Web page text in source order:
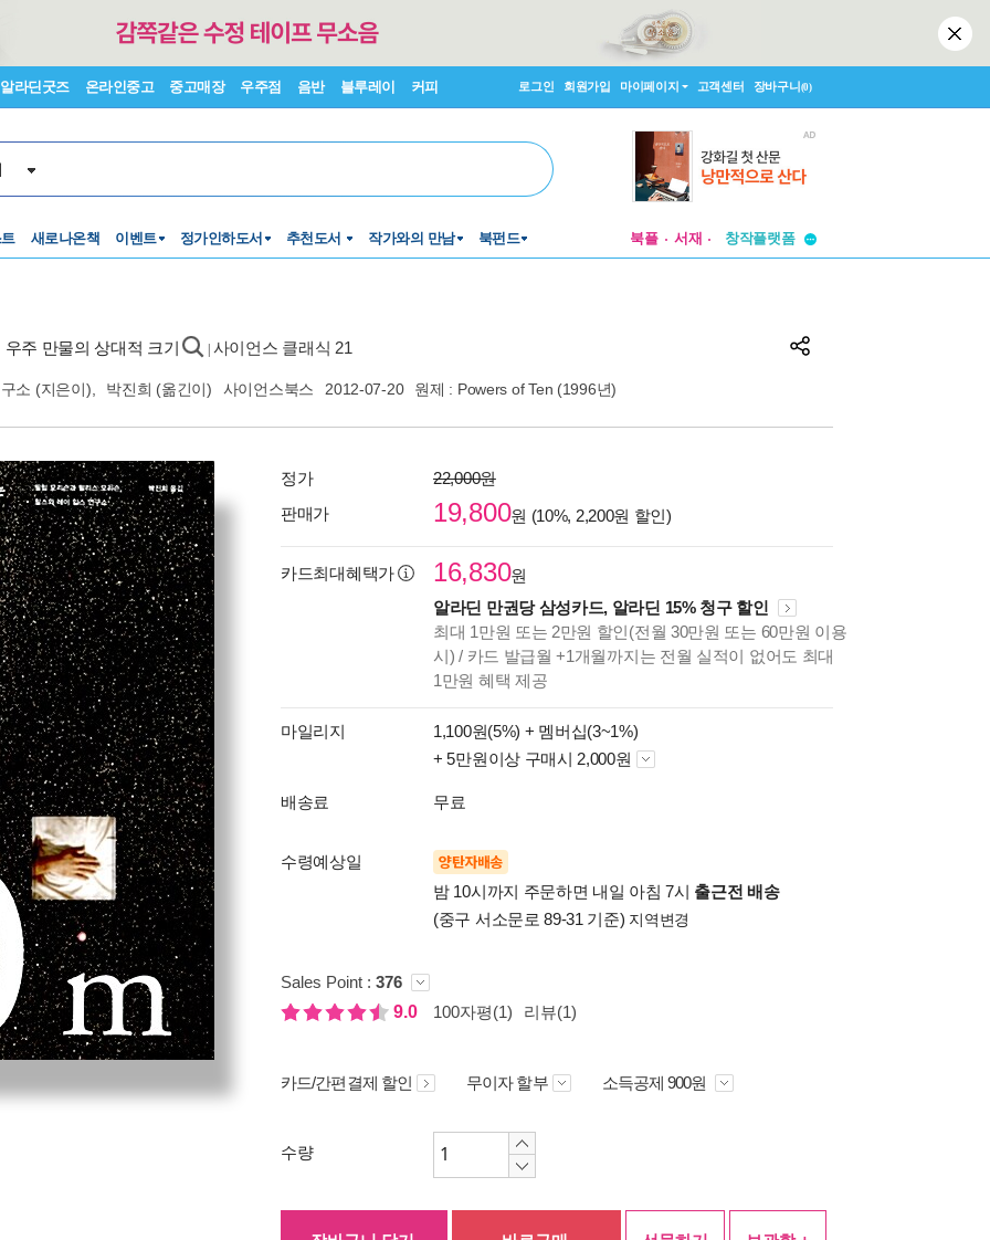
알라딘굿즈 온라인중고 중고매장 우주점 음반 블루레이 커피 로그인 회원가입 마이페이지 고객센터 장바구니(0)
새로나온책 이벤트 정가인하도서 추천도서 작가와의 만남 북펀드 북플 서재
창작플랫폼
주 만물의 상대적 크기 사이언스 클래식 21
소 (지은이), 박진희 (옮긴이) 사이언스북스 2012-07-20 원제 : Powers of Ten (1996년)
정가
22,000원
판매가
19,800원 (10%, 2,200원 할인)
카드최대혜택가 16,830원
알라딘 만권당 삼성카드, 알라딘 15% 청구 할인
최대 1만원 또는 2만원 할인(전월 30만원 또는 60만원 이용
시) / 카드 발급월 +1개월까지는 전월 실적이 없어도 최대
1만원 혜택 제공
마일리지 1,100원(5%) + 멤버십(3~1%)
+ 5만원이상 구매시 2,000원
배송료 무료
수령예상일 양탄자배송
밤 10시까지 주문하면 내일 아침 7시 출근전 배송
(중구 서소문로 89-31 기준) 지역변경
Sales Point : 376
9.0
100자평(1) 리뷰(1)
카드/간편결제 할인 무이자 할부 소득공제 900원
수량